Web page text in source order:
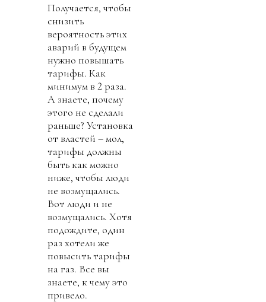
Получается, чтобы
снизить
вероятность этих
аварий в будущем
нужно повышать
тарифы. Как
минимум в 2 раза.
А знаете, почему
этого не сделали
раньше? Установка
от властей – мол,
тарифы должны
быть как можно
ниже, чтобы люди
не возмущались.
Вот люди и не
возмущались. Хотя
подождите, один
раз хотели же
повысить тарифы
на газ. Все вы
знаете, к чему это
привело.